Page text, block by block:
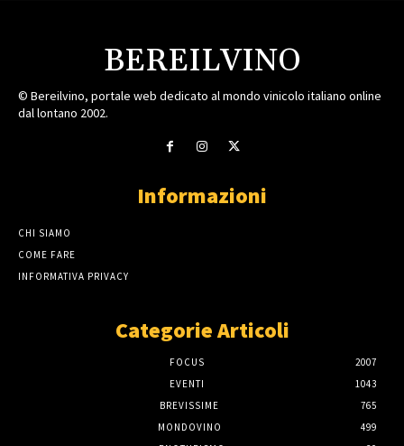
BEREILVINO
© Bereilvino, portale web dedicato al mondo vinicolo italiano online
dal lontano 2002.
Informazioni
CHI SIAMO
COME FARE
INFORMATIVA PRIVACY
Categorie Articoli
FOCUS
2007
EVENTI
1043
BREVISSIME
765
MONDOVINO
499